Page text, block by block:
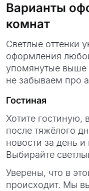
Варианты
комнат
Светлые оттенки
оформления
упомянутые
не забываем про
Гостиная
Хотите гостиную,
после тяжёлого
новости за день
Выбирайте
Уверены, что в
происходит. Мы